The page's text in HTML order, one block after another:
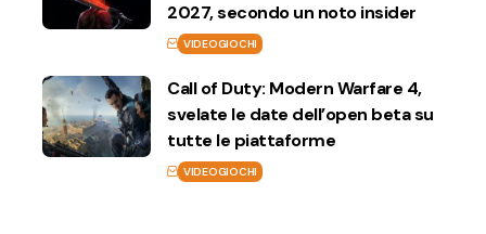
2027, secondo un noto insider
VIDEOGIOCHI
Call of Duty: Modern Warfare 4,
svelate le date dell’open beta su
tutte le piattaforme
VIDEOGIOCHI